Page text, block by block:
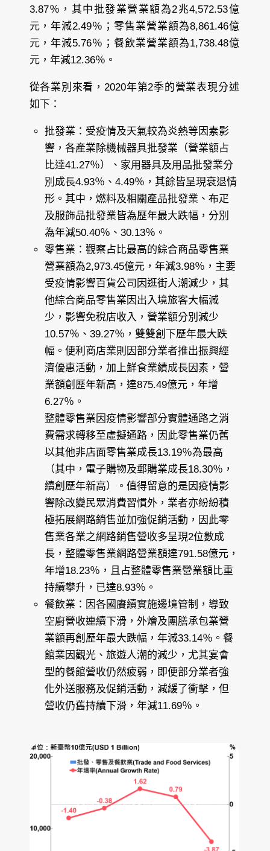
3.87％，其中批發業營業額為2兆4,572.53億
元，年減2.49％；零售業營業額為8,861.46億
元，年減5.76％；餐飲業營業額為1,738.48億
元，年減12.36％。
從各業別來看，2020年第2季的營業表現分述
如下：
批發業：受疫情及天氣較為炎熱等因素影
響，各產業除機械器具批發業（營業額占
比達41.27％）、家用器具及用品批發業分
別成長4.93％、4.49％，其餘皆呈現衰退情
形。其中，燃料及相關產品批發業、布疋
及服飾品批發業皆為歷年最大跌幅，分別
為年減50.40％、30.13％。
零售業：觀察占比最高的綜合商品零售業
營業額為2,973.45億元，年減3.98％，主要
受疫情影響百貨公司因逛街人潮減少，其
他綜合商品零售業因出入境旅客大幅減
少，影響免稅店收入，營業額分別減少
10.57％、39.27％，雙雙創下歷年最大跌
幅。便利商店業則因部分業者推出振興經
濟優惠活動，加上鮮食業績成長因素，營
業額創歷年新高，達875.49億元，年增
6.27％。
整體零售業因疫情影響部分實體通路之消
費需求轉移至虛擬通路，因此零售業仍舊
以其他非店面零售業成長13.19％為最高
（其中，電子購物及郵購業成長18.30％，
續創歷年新高）。值得留意的是因疫情影
響除改變民眾消費習慣外，業者亦紛紛積
極拓展網路銷售並加強促銷活動，因此零
售業各業之網路銷售營收多呈現2位數成
長，整體零售業網路營業額達791.58億元，
年增18.23％，且占整體零售業營業額比重
持續攀升，已達8.93％。
餐飲業：因各國賡續實施邊境管制，導致
空廚營收連續下滑，外燴及團膳承包業營
業額再創歷年最大跌幅，年減33.14％。餐
館業因觀光、旅遊人潮的減少，尤其宴會
型的餐館營收仍然疲弱，即便部分業者強
化外送服務及促銷活動，減緩了衝擊，但
營收仍舊持續下滑，年減11.69％。